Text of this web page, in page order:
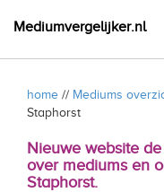
Mediumvergelijker.nl
home // Mediums
Staphorst
Nieuwe website
over mediums en
Staphorst.